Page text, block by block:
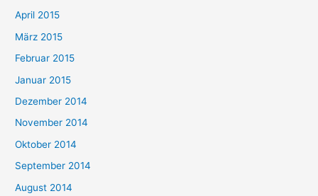
April 2015
März 2015
Februar 2015
Januar 2015
Dezember 2014
November 2014
Oktober 2014
September 2014
August 2014